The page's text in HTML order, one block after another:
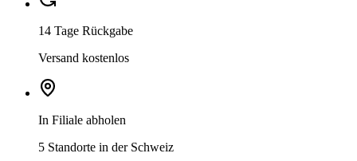
14 Tage Rückgabe
Versand kostenlos
In Filiale abholen
5 Standorte in der Schweiz